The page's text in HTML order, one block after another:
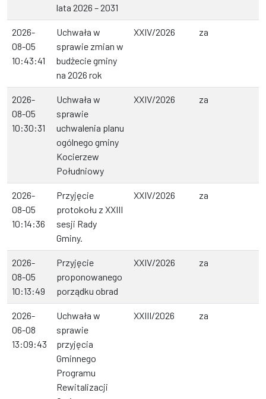
lata 2026 – 2031
2026-
08-05
10:43:41
Uchwała w
sprawie zmian w
budżecie gminy
na 2026 rok
XXIV/2026 za
2026-
08-05
10:30:31
Uchwała w
sprawie
uchwalenia planu
ogólnego gminy
Kocierzew
Południowy
XXIV/2026 za
2026-
08-05
10:14:36
Przyjęcie
protokołu z XXIII
sesji Rady
Gminy.
XXIV/2026 za
2026-
08-05
10:13:49
Przyjęcie
proponowanego
porządku obrad
XXIV/2026 za
2026-
06-08
13:09:43
Uchwała w
sprawie
przyjęcia
Gminnego
Programu
Rewitalizacji
XXIII/2026 za